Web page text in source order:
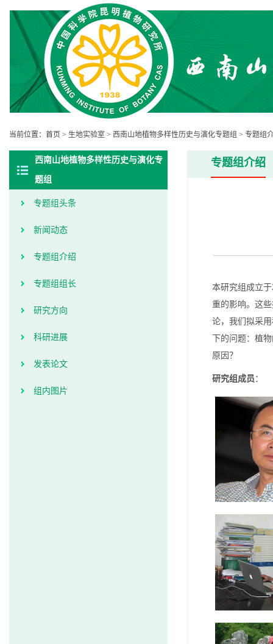
当前位置： 首页 > 生地实验室 > 西南山地植物多样性历史与演化专题组 > 专题组
西南山地植物多样性历史与演化专
题组
专题组头条
新闻动态
专题组介绍
专题组组长
研究方向
科研进展
发表论文
组内图片
专题组介绍
本研究组成立
重的影响。这
论，我们拟采
下的问题：植
原因？
研究组成员 ：